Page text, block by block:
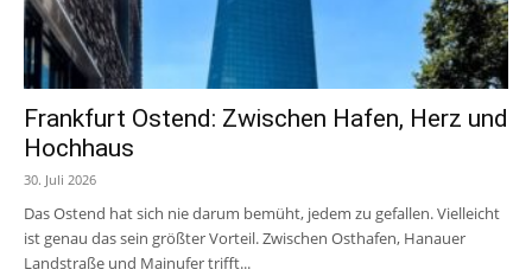
Frankfurt Ostend: Zwischen Hafen, Herz und
Hochhaus
30. Juli 2026
Das Ostend hat sich nie darum bemüht, jedem zu gefallen. Vielleicht
ist genau das sein größter Vorteil. Zwischen Osthafen, Hanauer
Landstraße und Mainufer trifft...